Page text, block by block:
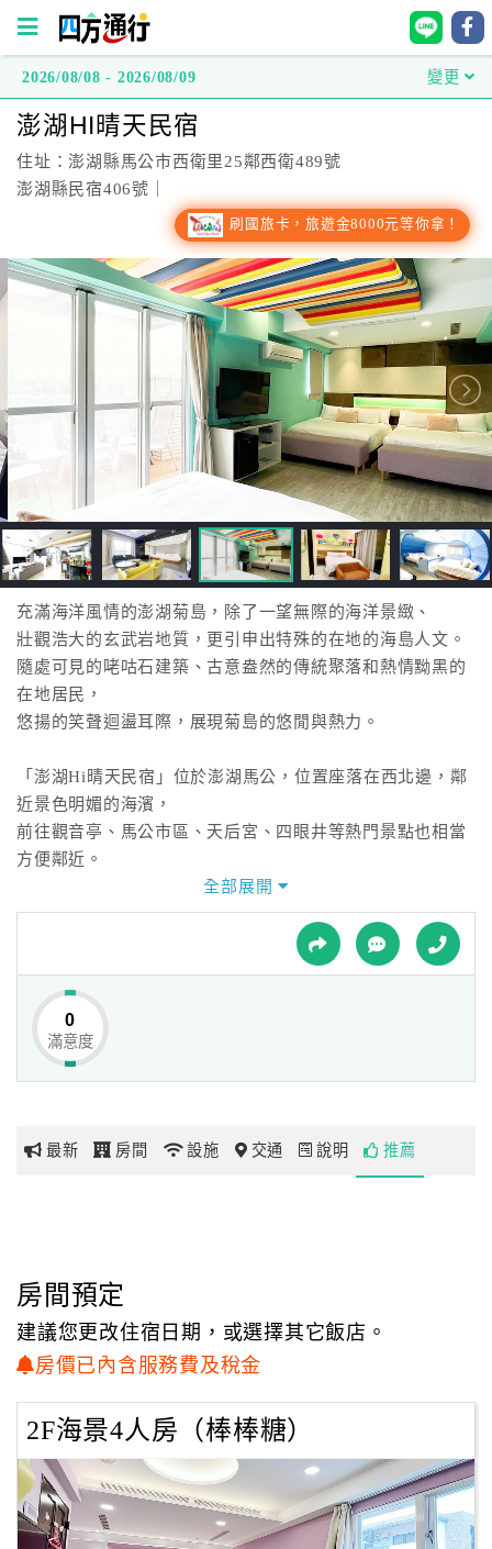
方
通
行
跟
飯
店
訂
房
HOT
特
民
宿
球
網
玩
地
圖
顧
務
顧
2026/08/08 - 2026/08/09 變更
澎湖HI晴天民宿
住址：澎湖縣馬公市西衛里25鄰西衛489號
澎湖縣民宿406號｜
刷國旅卡，旅遊金8000元等你拿！
充滿海洋風情的澎湖菊島，除了一望無際的海洋景緻、
壯觀浩大的玄武岩地質，更引申出特殊的在地的海島人文。
隨處可見的咾咕石建築、古意盎然的傳統聚落和熱情黝黑的
在地居民，
悠揚的笑聲迴盪耳際，展現菊島的悠閒與熱力。
「澎湖Hi晴天民宿」位於澎湖馬公，位置座落在西北邊，鄰
近景色明媚的海濱，
前往觀音亭、馬公市區、天后宮、四眼井等熱門景點也相當
方便鄰近。
不但擁有便捷的交通優勢，更享有單純、寧靜而樸實的鄉野
環境，
旅人們想要一次擁有兩種住宿需求，選這裡就對了！
「澎湖Hi晴天民宿」以甜點為房型命名，讓人還沒進房就感
受到濃濃的甜蜜，
寬敞的客房空間以雅緻佈景和別緻裝潢交互輝映，每個房間
都有著不同的主題造景，
搭配寬敞的格局和完善的設備，令人深深感受到舒適宜居的
全部展開
0
滿意度
最新 房間 設施 交通 說明 推薦
房間預定
建議您更改住宿日期，或選擇其它飯店。
房價已內含服務費及稅金
2F海景4人房（棒棒糖）